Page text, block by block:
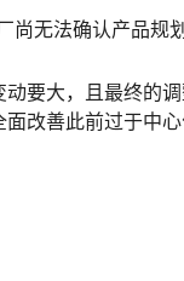
无法确认产品规
要大，且最终的
改善此前过于中